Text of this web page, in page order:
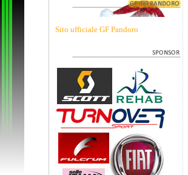
Sito ufficiale GF Pandoro